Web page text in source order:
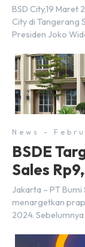
BSD City,19 Maret
City di Tangerang
Presiden Joko
dibuat oleh
Airlangga
bersama Jokowi
18 Maret 2024.
News -
BSDE
Sales
2024
Jakarta – PT
menargetkan
2024.
melampaui target